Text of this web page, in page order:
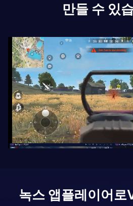
만들 수 있
녹스 앱플레이어로